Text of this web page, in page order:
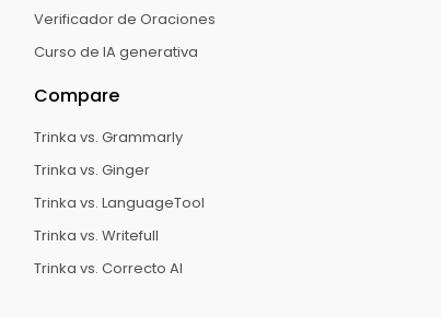
Verificador de Oraciones
Curso de IA generativa
Compare
Trinka vs. Grammarly
Trinka vs. Ginger
Trinka vs. LanguageTool
Trinka vs. Writefull
Trinka vs. Correcto AI